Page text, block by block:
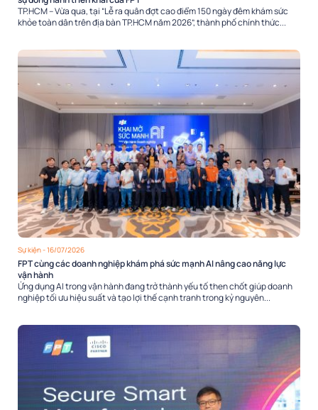
TP.HCM – Vừa qua, tại “Lễ ra quân đợt cao điểm 150 ngày đêm khám sức
khỏe toàn dân trên địa bàn TP.HCM năm 2026”, thành phố chính thức...
Sự kiện- 16/07/2026
FPT cùng các doanh nghiệp khám phá sức mạnh AI nâng cao năng lực
vận hành
Ứng dụng AI trong vận hành đang trở thành yếu tố then chốt giúp doanh
nghiệp tối ưu hiệu suất và tạo lợi thế cạnh tranh trong kỷ nguyên...